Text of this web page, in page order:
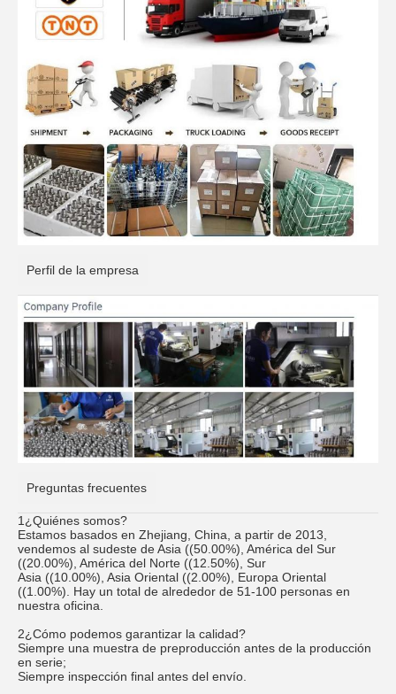
Perfil de la empresa
Preguntas frecuentes
1¿Quiénes somos?
Estamos basados en Zhejiang, China, a partir de 2013,
vendemos al sudeste de Asia ((50.00%), América del Sur
((20.00%), América del Norte ((12.50%), Sur
Asia ((10.00%), Asia Oriental ((2.00%), Europa Oriental
((1.00%). Hay un total de alrededor de 51-100 personas en
nuestra oficina.
2¿Cómo podemos garantizar la calidad?
Siempre una muestra de preproducción antes de la producción
en serie;
Siempre inspección final antes del envío.